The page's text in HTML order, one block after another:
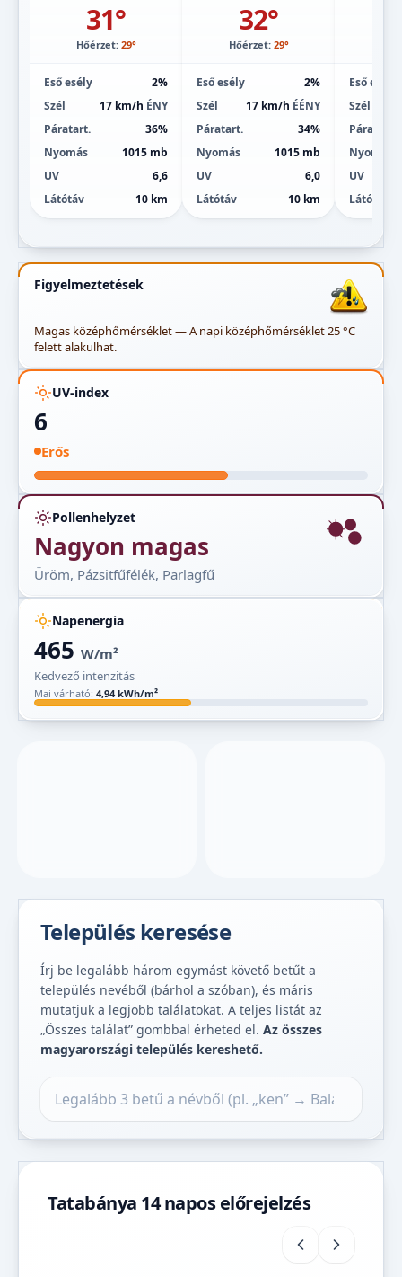
31°
Hőérzet: 29°
Eső esély
2%
Szél
17 km/h ÉNY
Páratart.
36%
Nyomás
1015 mb
UV
6,6
Látótáv
10 km
32°
Hőérzet: 29°
Eső esély
2%
Szél
17 km/h ÉÉNY
Páratart.
34%
Nyomás
1015 mb
UV
6,0
Látótáv
10 km
Eső esély
Szél
Páratart.
Nyomás
UV
Látótáv
Figyelmeztetések
Magas középhőmérséklet — A napi középhőmérséklet 25 °C
felett alakulhat.
UV-index
6
Erős
Pollenhelyzet
Nagyon magas
Üröm, Pázsitfűfélék, Parlagfű
Napenergia
465 W/m²
Kedvező intenzitás
Mai várható: 4,94 kWh/m²
Település keresése
Írj be legalább három egymást követő betűt a
település nevéből (bárhol a szóban), és máris
mutatjuk a legjobb találatokat. A teljes listát az
„Összes találat” gombbal érheted el. Az összes
magyarországi település kereshető.
Tatabánya 14 napos előrejelzés